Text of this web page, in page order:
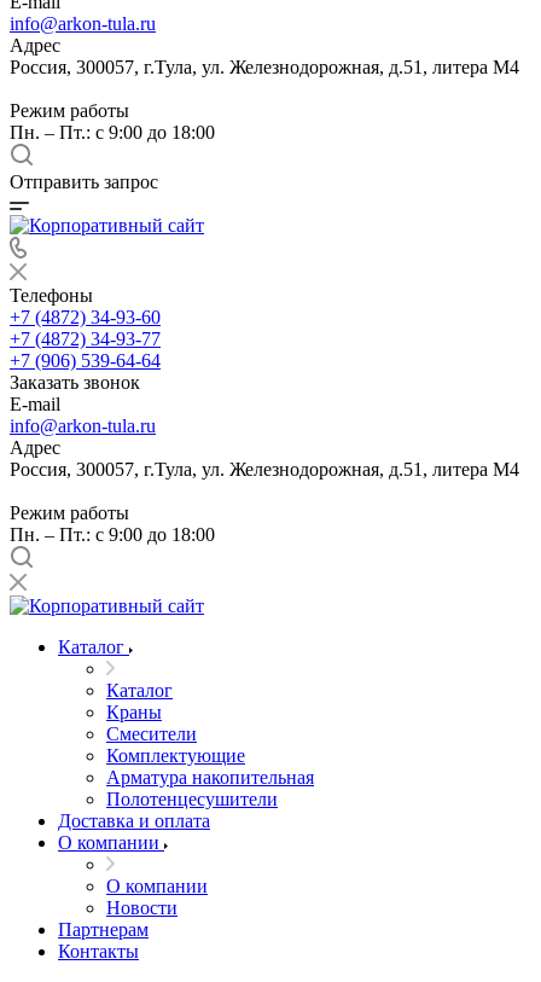
info@arkon-tula.ru
Адрес
Россия, 300057, г.Тула, ул. Железнодорожная, д.51, литера М4
Режим работы
Пн. – Пт.: с 9:00 до 18:00
Отправить запрос
Телефоны
+7 (4872) 34-93-60
+7 (4872) 34-93-77
+7 (906) 539-64-64
Заказать звонок
E-mail
info@arkon-tula.ru
Адрес
Россия, 300057, г.Тула, ул. Железнодорожная, д.51, литера М4
Режим работы
Пн. – Пт.: с 9:00 до 18:00
Каталог
Каталог
Краны
Смесители
Комплектующие
Арматура накопительная
Полотенцесушители
Доставка и оплата
О компании
О компании
Новости
Партнерам
Контакты